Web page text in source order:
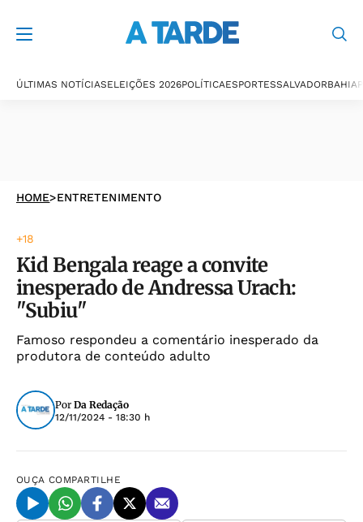
ÚLTIMAS NOTÍCIASELEIÇÕES 2026POLÍTICAESPORTESSALVADORBAHIA
HOME>ENTRETENIMENTO
+18
Kid Bengala reage a convite
inesperado de Andressa Urach:
"Subiu"
Famoso respondeu a comentário inesperado da
produtora de conteúdo adulto
Por Da Redação
12/11/2024 - 18:30 h
OUÇA COMPARTILHE